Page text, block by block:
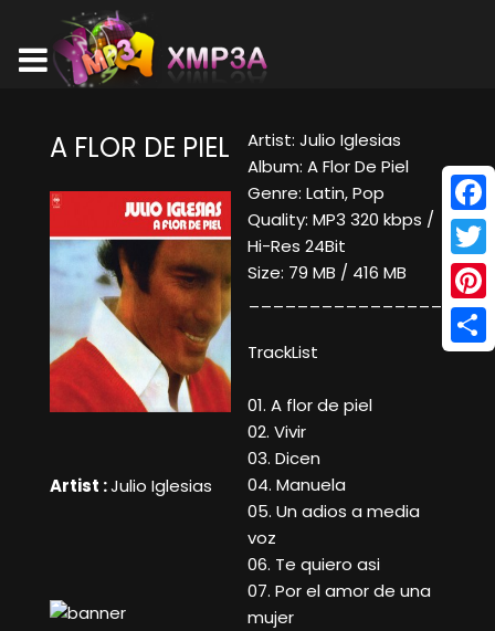
A FLOR DE PIEL
Artist :Julio Iglesias
Artist: Julio Iglesias
Album: A Flor De Piel
Genre: Latin, Pop
Quality: MP3 320 kbps /
Hi-Res 24Bit
Size: 79 MB / 416 MB
TrackList
01. A flor de piel
02. Vivir
03. Dicen
04. Manuela
05. Un adios a media
voz
06. Te quiero asi
07. Por el amor de una
mujer